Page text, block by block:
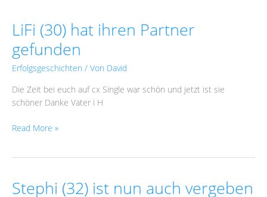
LiFi (30) hat ihren Partner
gefunden
Erfolgsgeschichten / Von David
Die Zeit bei euch auf cx Single war schön und jetzt ist sie
schöner Danke Vater i H
LiFi
(30)
hat
ihren
gefunden
Read More »
Stephi (32) ist nun auch vergeben
Stephi